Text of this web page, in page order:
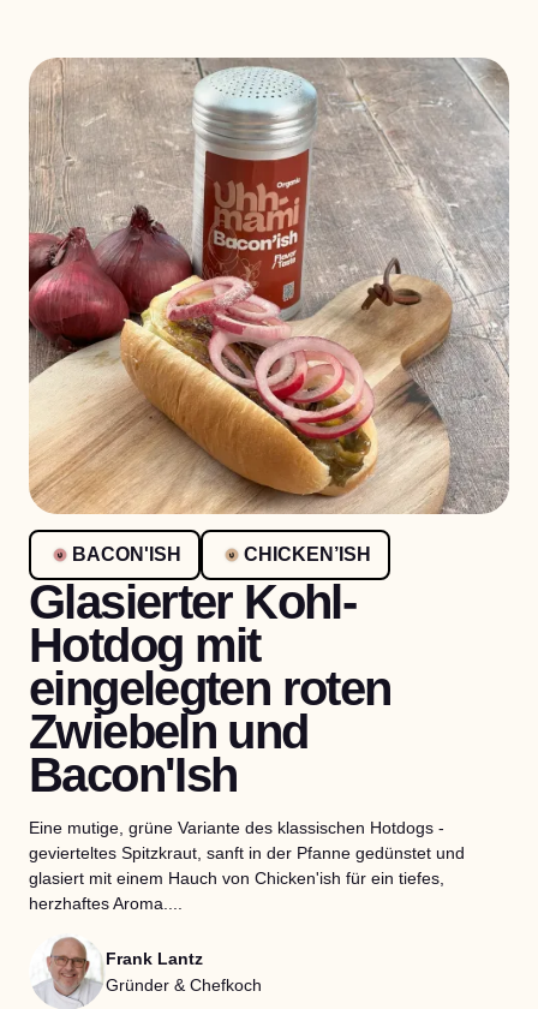
BACON'ISH CHICKEN’ISH
Glasierter Kohl-
Hotdog mit
eingelegten roten
Zwiebeln und
Bacon'Ish
Eine mutige, grüne Variante des klassischen Hotdogs -
gevierteltes Spitzkraut, sanft in der Pfanne gedünstet und
glasiert mit einem Hauch von Chicken'ish für ein tiefes,
herzhaftes Aroma....
Frank Lantz
Gründer & Chefkoch